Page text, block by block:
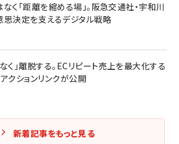
く「距離を縮める場」。阪急交通社・宇和川
思決定を支えるデジタル戦略
く」離脱する。ECリピート売上を最大化する
クションリンクが公開
新着記事をもっと見る